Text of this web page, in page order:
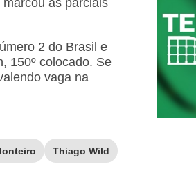
as parciais
2 do Brasil e
150º colocado. Se
vaga na
Thiago Wild